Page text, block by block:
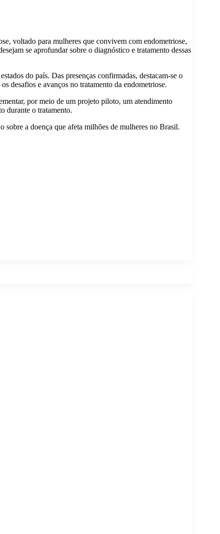
voltado para mulheres que convivem com endometriose,
se aprofundar sobre o diagnóstico e tratamento dessas
do país. Das presenças confirmadas, destacam-se o
desafios e avanços no tratamento da endometriose.
por meio de um projeto piloto, um atendimento
durante o tratamento.
sobre a doença que afeta milhões de mulheres no Brasil.